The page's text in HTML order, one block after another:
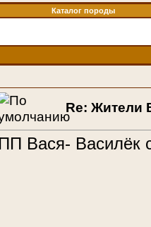
Каталог породы
Re: Жители
ПП Вася- Василёк